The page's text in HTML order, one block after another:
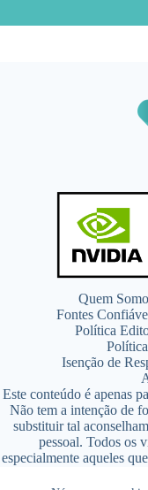
Quem
Fontes
Política
Isenção de
Este conteúdo é apenas
Não tem a intenção de
substituir tal
pessoal. Todos os
especialmente aqueles